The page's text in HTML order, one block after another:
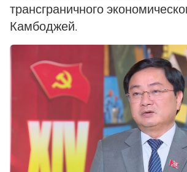
трансграничного
Камбоджей.